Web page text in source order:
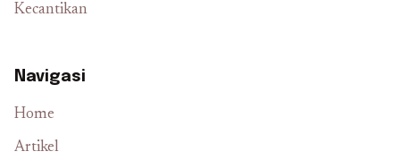
Kecantikan
Navigasi
Home
Artikel